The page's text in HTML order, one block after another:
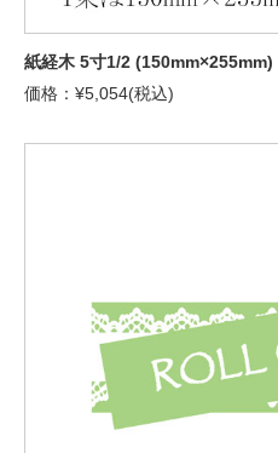
紙経木 5寸1/2 (150mm×255mm)
価格：¥5,054(税込)